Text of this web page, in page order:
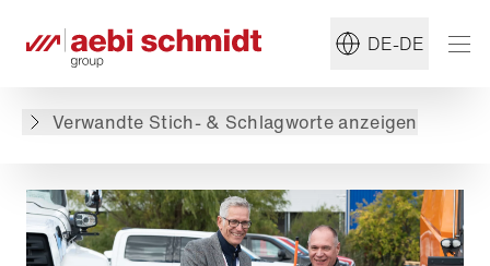
DE-DE
Verwandte Stich- & Schlagworte anzeigen
#ELP